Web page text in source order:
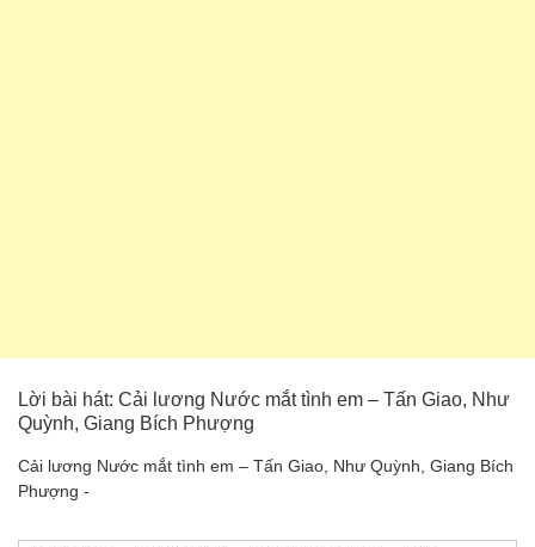
Lời bài hát: Cải lương Nước mắt tình em – Tấn Giao, Như
Quỳnh, Giang Bích Phượng
Cải lương Nước mắt tình em – Tấn Giao, Như Quỳnh, Giang Bích
Phượng -